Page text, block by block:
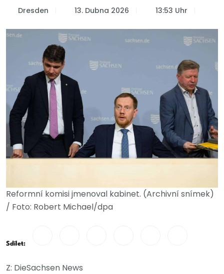
Dresden 13. Dubna 2026 13:53 Uhr
Reformní komisi jmenoval kabinet. (Archivní snímek)
/ Foto: Robert Michael/dpa
Sdílet:
Z: DieSachsen News